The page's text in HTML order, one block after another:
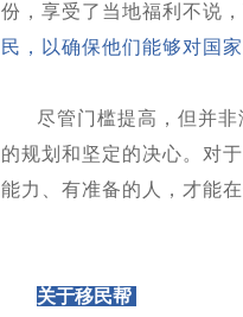
份，享受了当地福利不说
民，以确保他们能够对国
尽管门槛提高，但并
的规划和坚定的决心。对
能力、有准备的人，才能
关于移民帮